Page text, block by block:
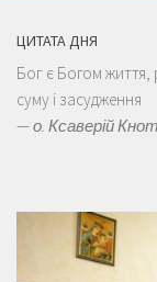
ЦИТАТА ДНЯ
Бог є Богом життя,
суму і засудження
—о. Ксаверій